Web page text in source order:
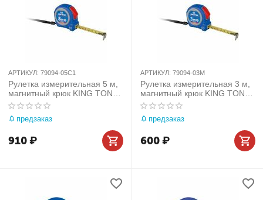
АРТИКУЛ: 79094-05C1
Рулетка измерительная 5 м,
магнитный крюк KING TONY
79094-05C1
предзаказ
910₽
АРТИКУЛ: 79094-03M
Рулетка измерительная 3 м,
магнитный крюк KING TONY
79094-03M
предзаказ
600₽